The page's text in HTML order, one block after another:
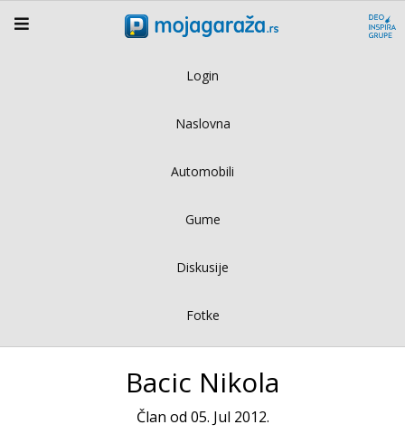
Login
Naslovna
Automobili
Gume
Diskusije
Fotke
Bacic Nikola
Član od 05. Jul 2012.